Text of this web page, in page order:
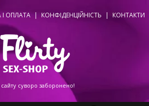
ОПЛАТА | КОНФІДЕНЦІЙНІСТЬ | КОНТАКТИ
суворо заборонено!